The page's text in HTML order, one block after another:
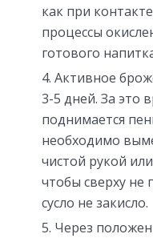
как при
процессы
готового
Активное
3-5 дней. За это
поднимается
необходимо
чистой рукой
чтобы сверху не
сусло не закисло.
Через